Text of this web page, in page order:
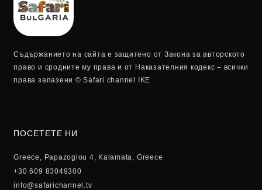
Съдържанието на сайта е защитено от Закона за авторското
право и сродните му права и от Наказателния кодекс – всички
права запазени © Safari channel IKE
ПОСЕТЕТЕ НИ
Greece, Papazoglou 4, Kalamata, Greece
+30 609 83049300
info@safarichannel.tv